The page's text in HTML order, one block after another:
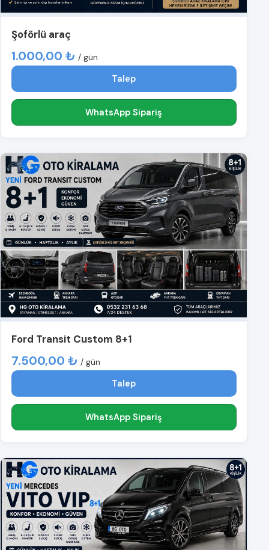
Şoförlü araç
1.000,00 ₺ / gün
Talep
WhatsApp Sipariş
Ford Transit Custom 8+1
7.500,00 ₺ / gün
Talep
WhatsApp Sipariş